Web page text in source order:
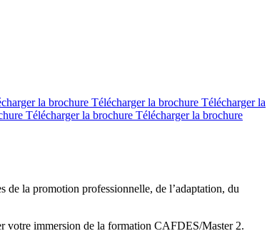
la brochure Télécharger la brochure Télécharger la
Télécharger la brochure Télécharger la brochure
de la promotion professionnelle, de l’adaptation, du
votre immersion de la formation CAFDES/Master 2.